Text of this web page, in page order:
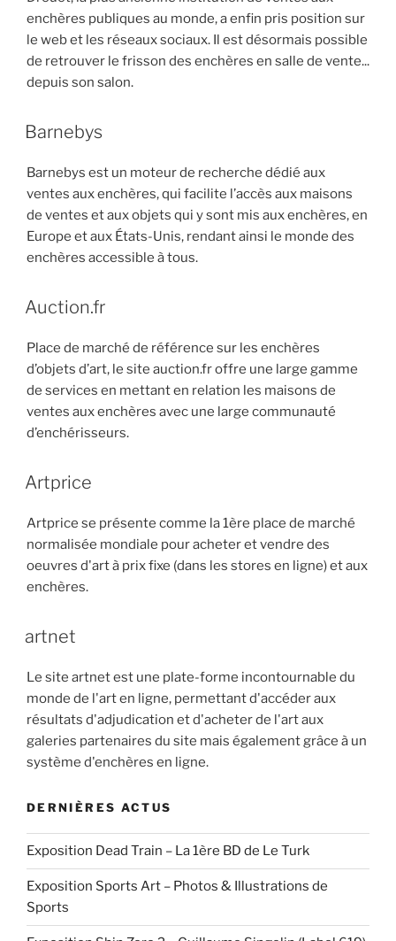
enchères publiques au monde, a enfin pris position sur
le web et les réseaux sociaux. Il est désormais possible
de retrouver le frisson des enchères en salle de vente...
depuis son salon.
Barnebys
Barnebys est un moteur de recherche dédié aux
ventes aux enchères, qui facilite l’accès aux maisons
de ventes et aux objets qui y sont mis aux enchères, en
Europe et aux États-Unis, rendant ainsi le monde des
enchères accessible à tous.
Auction.fr
Place de marché de référence sur les enchères
d’objets d’art, le site auction.fr offre une large gamme
de services en mettant en relation les maisons de
ventes aux enchères avec une large communauté
d’enchérisseurs.
Artprice
Artprice se présente comme la 1ère place de marché
normalisée mondiale pour acheter et vendre des
oeuvres d'art à prix fixe (dans les stores en ligne) et aux
enchères.
artnet
Le site artnet est une plate-forme incontournable du
monde de l'art en ligne, permettant d'accéder aux
résultats d'adjudication et d'acheter de l'art aux
galeries partenaires du site mais également grâce à un
système d'enchères en ligne.
DERNIÈRES ACTUS
Exposition Dead Train – La 1ère BD de Le Turk
Exposition Sports Art – Photos & Illustrations de
Sports